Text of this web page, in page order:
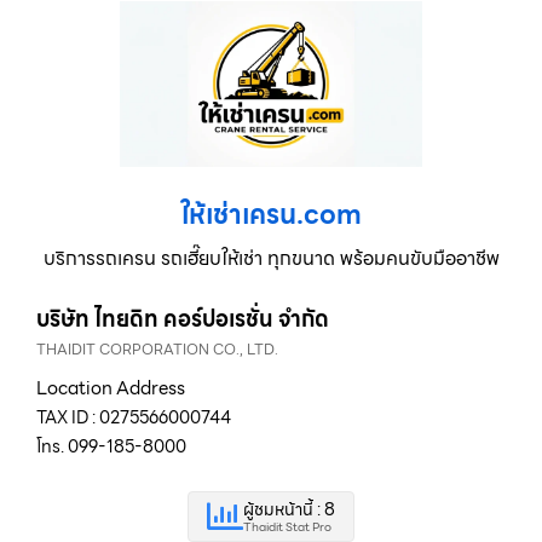
ให้เช่าเครน.com
บริการรถเครน รถเฮี๊ยบให้เช่า ทุกขนาด พร้อมคนขับมืออาชีพ
บริษัท ไทยดิท คอร์ปอเรชั่น จำกัด
THAIDIT CORPORATION CO., LTD.
Location Address
TAX ID : 0275566000744
โทร. 099-185-8000
ผู้ชมหน้านี้ : 8
Thaidit Stat Pro